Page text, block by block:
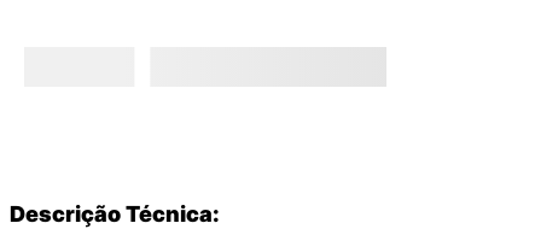
Descrição Técnica: